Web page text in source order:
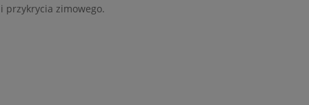
przykrycia zimowego.